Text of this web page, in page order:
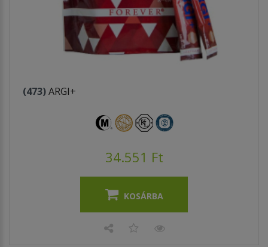
(473)ARGI+
34.551 Ft
KOSÁRBA